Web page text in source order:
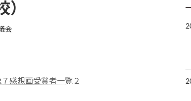
会
７感想画受賞者一覧２